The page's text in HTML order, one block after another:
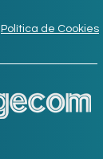
Política de Cookies